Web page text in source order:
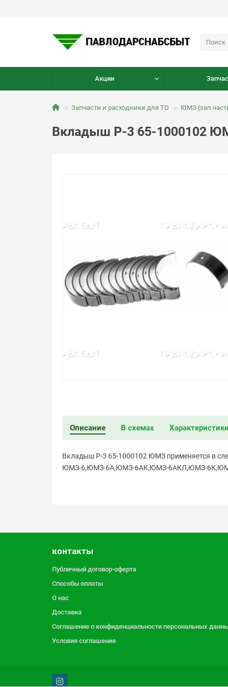
Акции
Запчасти и расходники для ТО ЮМЗ
Вкладыш Р-3 65-1000102
Описание В схемах Характеристики
Вкладыш Р-3 65-1000102 ЮМЗ применяется в
ЮМЗ-6,ЮМЗ-6А,ЮМЗ-6АК,ЮМЗ-6АКЛ,ЮМЗ-
контакты
Публичный договор-оферта
Способы оплаты
О нас
Доставка
Соглашение о конфиденциальности персональных
Условия соглашения